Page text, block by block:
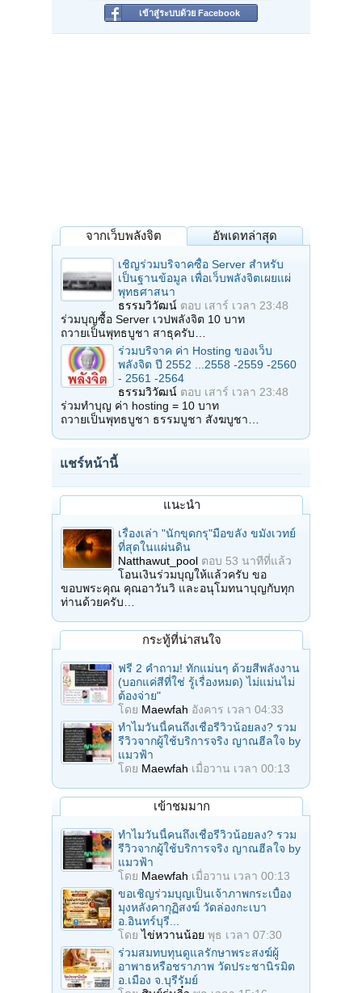
เข้าสู่ระบบด้วย Facebook
จากเว็บพลังจิต อัพเดทล่าสุด
เชิญร่วมบริจาคซื้อ Server สำหรับ
เป็นฐานข้อมูล เพื่อเว็บพลังจิตเผยแผ่
พุทธศาสนา
ธรรมวิวัฒน์ ตอบ เสาร์ เวลา 23:48
ร่วมบุญซื้อ Server เวปพลังจิต 10 บาท
ถวายเป็นพุทธบูชา สาธุครับ…
ร่วมบริจาค ค่า Hosting ของเว็บ
พลังจิต ปี 2552 ...2558 -2559 -2560
- 2561 -2564
ธรรมวิวัฒน์ ตอบ เสาร์ เวลา 23:48
ร่วมทำบุญ ค่า hosting = 10 บาท
ถวายเป็นพุทธบูชา ธรรมบูชา สังฆบูชา…
แชร์หน้านี้
แนะนำ
เรื่องเล่า "นักขุดกรุ"มือขลัง ขมังเวทย์
ที่สุดในแผ่นดิน
Natthawut_pool ตอบ 53 นาทีที่แล้ว
โอนเงินร่วมบุญให้แล้วครับ ขอ
ขอบพระคุณ คุณอาวันวิ และอนุโมทนาบุญกับทุก
ท่านด้วยครับ…
กระทู้ที่น่าสนใจ
ฟรี 2 คำถาม! ทักแม่นๆ ด้วยสีพลังงาน
(บอกแค่สีที่ใช่ รู้เรื่องหมด) ไม่แม่นไม่
ต้องจ่าย"
โดย Maewfah อังคาร เวลา 04:33
ทำไมวันนี้คนถึงเชื่อรีวิวน้อยลง? รวม
รีวิวจากผู้ใช้บริการจริง ญาณฮีลใจ by
แมวฟ้า
โดย Maewfah เมื่อวาน เวลา 00:13
เข้าชมมาก
ทำไมวันนี้คนถึงเชื่อรีวิวน้อยลง? รวม
รีวิวจากผู้ใช้บริการจริง ญาณฮีลใจ by
แมวฟ้า
โดย Maewfah เมื่อวาน เวลา 00:13
ขอเชิญร่วมบุญเป็นเจ้าภาพกระเบื้อง
มุงหลังคากุฏิสงฆ์ วัดล่องกะเบา
อ.อินทร์บุรี...
โดยไข่หวานน้อย พุธ เวลา 07:30
ร่วมสมทบทุนดูแลรักษาพระสงฆ์ผู้
อาพาธหรือชราภาพ วัดประชานิรมิต
อ.เมือง จ.บุรีรัมย์